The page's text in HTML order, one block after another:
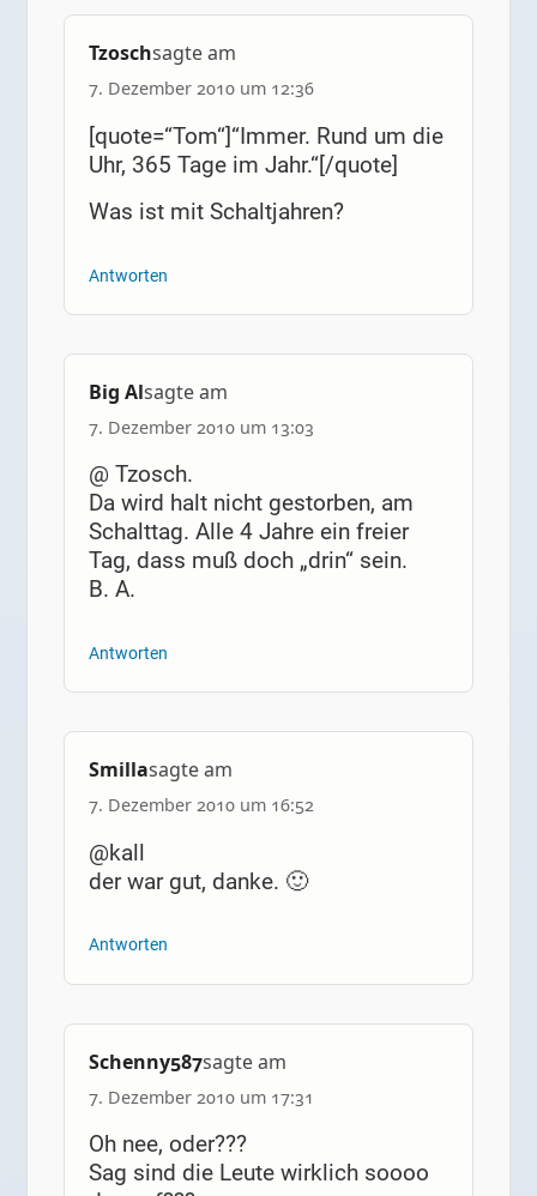
Tzoschsagte am
7. Dezember 2010 um 12:36
[quote=“Tom“]“Immer. Rund um die
Uhr, 365 Tage im Jahr.“[/quote]
Was ist mit Schaltjahren?
Antworten
Big Alsagte am
7. Dezember 2010 um 13:03
@ Tzosch.
Da wird halt nicht gestorben, am
Schalttag. Alle 4 Jahre ein freier
Tag, dass muß doch „drin“ sein.
B. A.
Antworten
Smillasagte am
7. Dezember 2010 um 16:52
@kall
der war gut, danke. 🙂
Antworten
Schenny587sagte am
7. Dezember 2010 um 17:31
Oh nee, oder???
Sag sind die Leute wirklich soooo